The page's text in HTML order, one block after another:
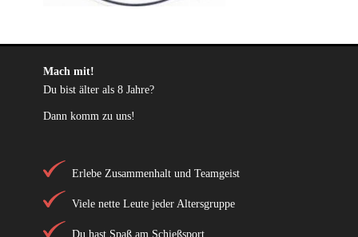
Mach mit!
Du bist älter als 8 Jahre?
Dann komm zu uns!
Erlebe Zusammenhalt und Teamgeist
Viele nette Leute jeder Altersgruppe
Du hast Spaß am Schießsport